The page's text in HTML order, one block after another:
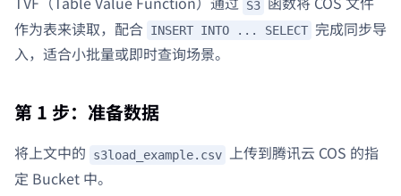
S3
作为表来读取，配合 INSERT INTO ... SELECT 完成同步导
入，适合小批量或即时查询场景。
第 1 步：准备数据
将上文中的 s3load_example.csv 上传到腾讯云 COS 的指
定 Bucket 中。